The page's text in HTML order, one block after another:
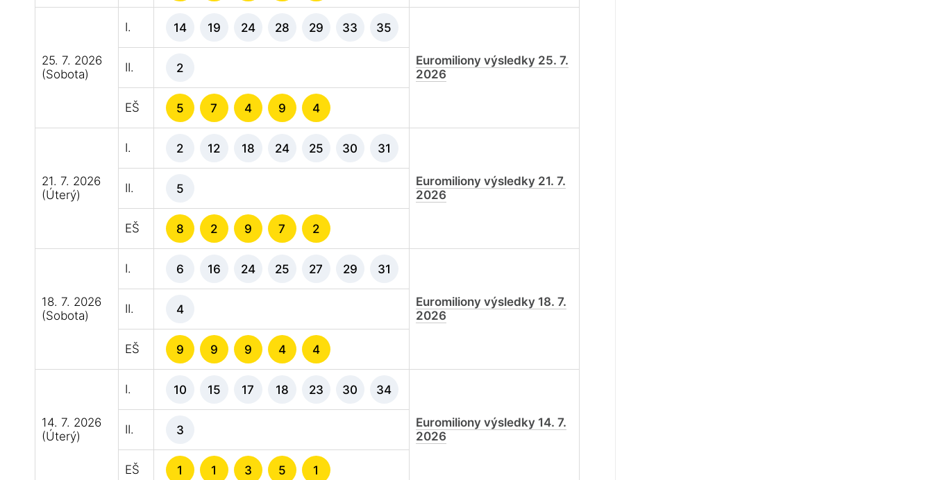
25. 7. 2026
(Sobota)
I. 14 19 24 28 29 33 35
Euromiliony výsledky 25. 7.
2026
II. 2
EŠ 5 7 4 9 4
21. 7. 2026
(Úterý)
I. 2 12 18 24 25 30 31
Euromiliony výsledky 21. 7.
2026
II. 5
EŠ 8 2 9 7 2
18. 7. 2026
(Sobota)
I. 6 16 24 25 27 29 31
Euromiliony výsledky 18. 7.
2026
II. 4
EŠ 9 9 9 4 4
14. 7. 2026
(Úterý)
I. 10 15 17 18 23 30 34
Euromiliony výsledky 14. 7.
2026
II. 3
EŠ 1 1 3 5 1